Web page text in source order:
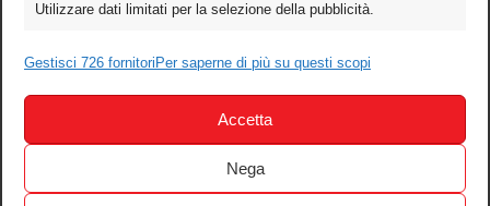
Utilizzare dati limitati per la selezione della pubblicità.
Gestisci 726 fornitori Per saperne di più su questi scopi
Accetta
Nega
Games
Test
Audio